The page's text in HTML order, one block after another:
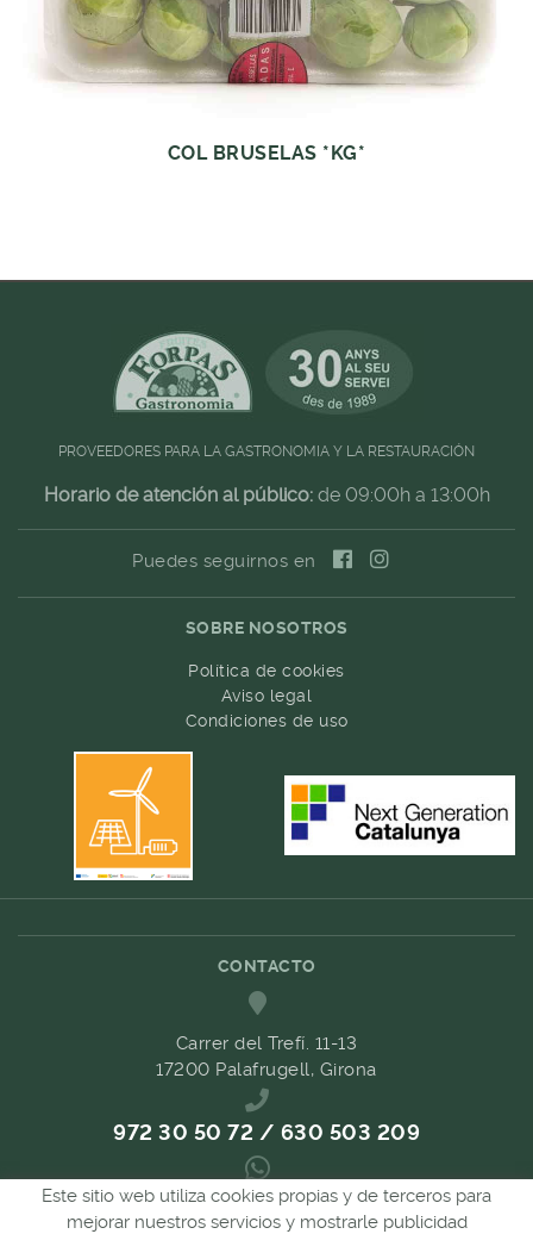
COL BRUSELAS *KG*
PROVEEDORES PARA LA GASTRONOMIA Y LA RESTAURACIÓN
Horario de atención al público:de 09:00h a 13:00h
Puedes seguirnos en
SOBRE NOSOTROS
Política de cookies
Aviso legal
Condiciones de uso
CONTACTO
Carrer del Trefí. 11-13
17200 Palafrugell, Girona
972 30 50 72 / 630 503 209
689 657 489
Este sitio web utiliza cookies propias y de terceros para
mejorar nuestros servicios y mostrarle publicidad